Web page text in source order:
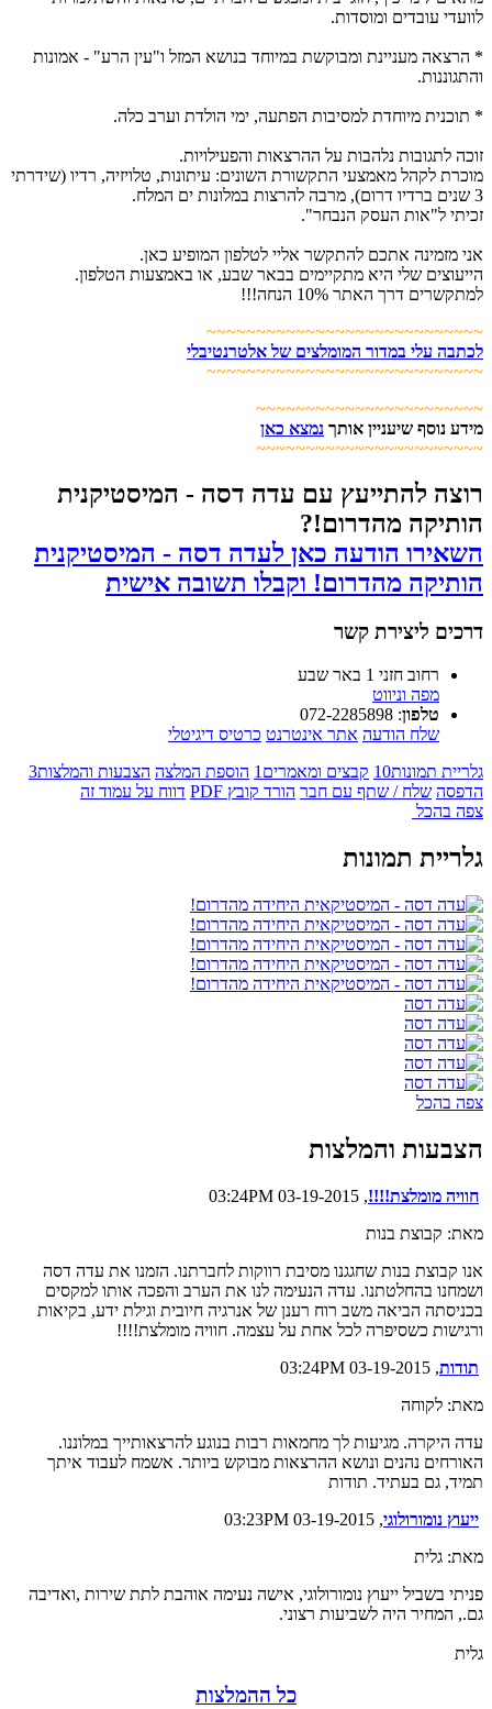
לוועדי עובדים ומוסדות.
* הרצאה מעניינת ומבוקשת במיוחד בנושא המזל ו"עין הרע" - אמונות
והתגוננות.
* תוכנית מיוחדת למסיבות הפתעה, ימי הולדת וערב כלה.
זוכה לתגובות נלהבות על ההרצאות והפעילויות.
מוכרת לקהל מאמצעי התקשורת השונים: עיתונות, טלויזיה, רדיו (שידרתי
3 שנים ברדיו דרום), מרבה להרצות במלונות ים המלח.
זכיתי ל"אות העסק הנבחר".
אני מזמינה אתכם להתקשר אליי לטלפון המופיע כאן.
הייעוצים שלי היא מתקיימים בבאר שבע, או באמצעות הטלפון.
למתקשרים דרך האתר 10% הנחה!!!
~~~~~~~~~~~~~~~~~~~~~~~~~~~~
לכתבה עלי במדור המומלצים של אלטרנטיבלי
~~~~~~~~~~~~~~~~~~~~~~~~~~~~
~~~~~~~~~~~~~~~~~~~~~~~
מידע נוסף שיעניין אותך נמצא כאן
~~~~~~~~~~~~~~~~~~~~~~~
רוצה להתייעץ עם עדה דסה - המיסטיקנית
הותיקה מהדרום!?
השאירו הודעה כאן לעדה דסה - המיסטיקנית
הותיקה מהדרום! וקבלו תשובה אישית
דרכים ליצירת קשר
רחוב חזני 1 באר שבע
מפה וניווט
טלפון:
072-2285898
שלח הודעה אתר אינטרנט כרטיס דיגיטלי
גלריית תמונות10 קבצים ומאמרים 1 הוספת המלצה הצבעות והמלצות3
הדפסה שלח / שתף עם חבר הורד קובץ PDF
דווח על עמוד זה
צפה בהכל
גלריית תמונות
צפה בהכל
הצבעות והמלצות
חוויה מומלצת!!!!, 03-19-2015 03:24PM
מאת: קבוצת בנות
אנו קבוצת בנות שחגגנו מסיבת רווקות לחברתנו. הזמנו את עדה דסה
ושמחנו בהחלטתנו. עדה הנעימה לנו את הערב והפכה אותו למקסים
בכניסתה הביאה משב רוח רענן של אנרגיה חיובית וגילת ידע, בקיאות
ורגישות כשסיפרה לכל אחת על עצמה. חוויה מומלצת!!!!
תודות, 03-19-2015 03:24PM
מאת: לקוחה
עדה היקרה. מגיעות לך מחמאות רבות בנוגע להרצאותייך במלוננו.
האורחים נהנים ונושא ההרצאות מבוקש ביותר. אשמח לעבוד איתך
תמיד, גם בעתיד. תודות
ייעוץ נומורולוגי, 03-19-2015 03:23PM
מאת: גלית
פניתי בשביל ייעוץ נומורולוגי, אישה נעימה אוהבת לתת שירות ,ואדיבה
גם., המחיר היה לשביעות רצוני.
גלית
כל ההמלצות